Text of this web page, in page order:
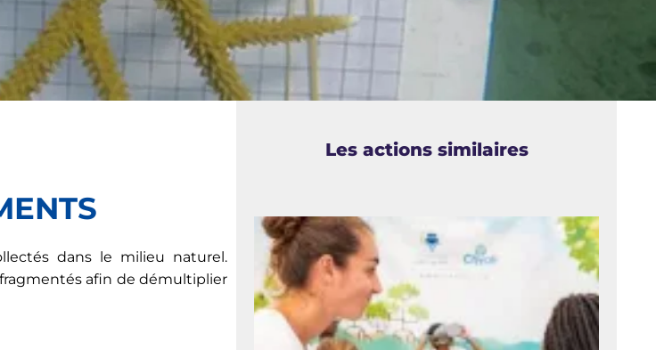
dans le milieu naturel.
afin de démultiplier
Les actions similaires